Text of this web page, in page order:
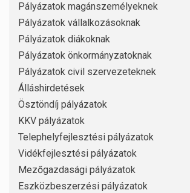
Pályázatok magánszemélyeknek
Pályázatok vállalkozásoknak
Pályázatok diákoknak
Pályázatok önkormányzatoknak
Pályázatok civil szervezeteknek
Álláshirdetések
Ösztöndíj pályázatok
KKV pályázatok
Telephelyfejlesztési pályázatok
Vidékfejlesztési pályázatok
Mezőgazdasági pályázatok
Eszközbeszerzési pályázatok